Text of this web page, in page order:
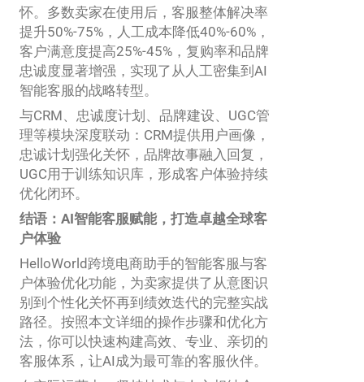
怀。多数卖家在使用后，客服整体解决率
提升50%-75%，人工成本降低40%-60%，
客户满意度提高25%-45%，复购率和品牌
忠诚度显著增强，实现了从人工密集到AI
智能客服的战略转型。
与CRM、忠诚度计划、品牌建设、UGC管
理等模块深度联动：CRM提供用户画像，
忠诚计划强化关怀，品牌故事融入回复，
UGC用于训练知识库，形成客户体验持续
优化闭环。
结语：AI智能客服赋能，打造卓越全球客
户体验
HelloWorld跨境电商助手的智能客服与客
户体验优化功能，为卖家提供了从意图识
别到个性化关怀再到绩效迭代的完整实战
路径。按照本文详细的操作步骤和优化方
法，你可以快速构建高效、专业、亲切的
客服体系，让AI成为最可靠的客服伙伴。